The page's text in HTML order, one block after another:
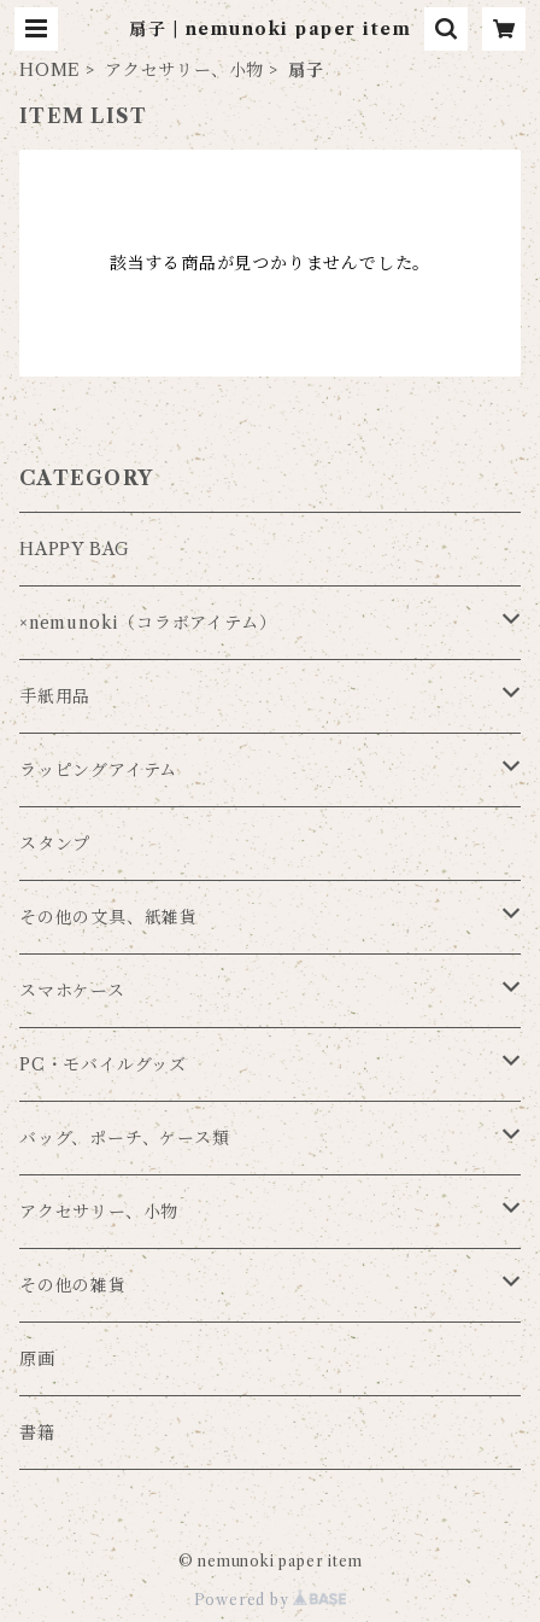
扇子 | nemunoki paper item
HOME
アクセサリー、小物 扇子
ITEM LIST
該当する商品が見つかりませんでした。
CATEGORY
HAPPY BAG
×nemunoki（コラボアイテム）
Via Carousel×nemunoki
oudmijin×nemunoki
吉井美穂×nemunoki
紙me×nemunoki
Souren
まんまる×nemunoki
POME×nemunoki
ゆらり本舗×nemunoki
文房具DJmaki×nemunoki
mug×nemunoki
merilforel×nemunoki
手紙用品
レターセット
便箋
ポストカード
メッセージカード
一筆箋
その他の手紙用品
ラッピングアイテム
ラッピングペーパー
マスキングテープ
シール
タグセット
その他のラッピングアイテム
スタンプ
その他の文具、紙雑貨
ブックカバー
ブックマーク
メモパッド
ノート
ファイル
ステッカー
ポスター
ペーパーインセンス
撮影用背景紙
スマホケース
手帳型
留め帯あり
留め帯なし
背面保護
プラスチックハードカバー
ミラーケース
サンドアートケース
グリッターケース
押し花レジンケース
強化ガラスケース
PC・モバイルグッズ
スマホリング
タブレットカバー
カードポケット
マウスパッド
その他のPC・モバイルグッズ
バッグ、ポーチ、ケース類
バッグ
ポーチ
キーケース
コインケース
カードケース
パスケース
アクセサリー、小物
キーホルダー
ブローチ
缶バッジ、ピンズ
手鏡
クリーニングクロス
その他の雑貨
マスク
珪藻土グッズ
ハンカチ
キッチングッズ
原画
書籍
© nemunoki paper item
Powered by